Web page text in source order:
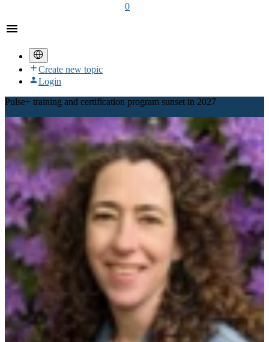
0
Create new topic
Login
Pulse+ training and certification program sunset in 2027